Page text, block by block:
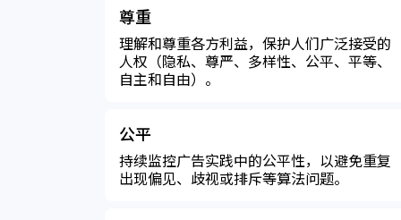
尊重
理解和尊重各方利益，保护人们广泛接受的
人权（隐私、尊严、多样性、公平、平等、
自主和自由）。
公平
持续监控广告实践中的公平性，以避免重复
出现偏见、歧视或排斥等算法问题。